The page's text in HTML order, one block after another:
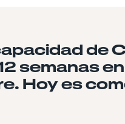
de
semanas
Hoy es